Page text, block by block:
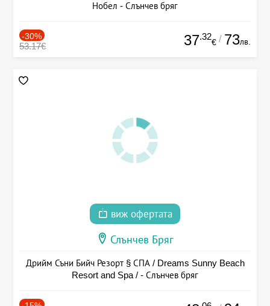
Нобел - Слънчев бряг
-30%
53.17€ 37.32
€ / 73лв.
виж офертата
Слънчев Бряг
Дрийм Съни Бийч Резорт § СПА / Dreams Sunny Beach
Resort and Spa / - Слънчев бряг